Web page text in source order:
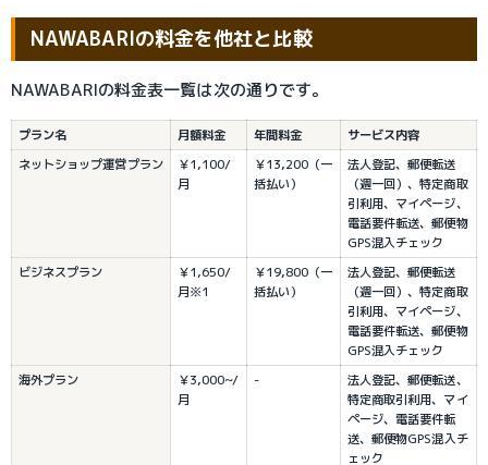
NAWABARIの料金を他社と比較
NAWABARIの料金表一覧は次の通りです。
プラン名 月額料金 年間料金
サービス内容
ネットショップ運営プラン
￥1,100/
月
￥13,200（一
括払い）
法人登記、郵便転送
（週一回）、特定商取
引利用、マイページ、
電話要件転送、郵便物
GPS混入チェック
ビジネスプラン
￥1,650/
月※1
￥19,800（一
括払い）
法人登記、郵便転送
（週一回）、特定商取
引利用、マイページ、
電話要件転送、郵便物
GPS混入チェック
海外プラン
￥3,000~/
月
-
法人登記、郵便転送、
特定商取引利用、マイ
ページ、電話要件転
送、郵便物GPS混入チ
ェック